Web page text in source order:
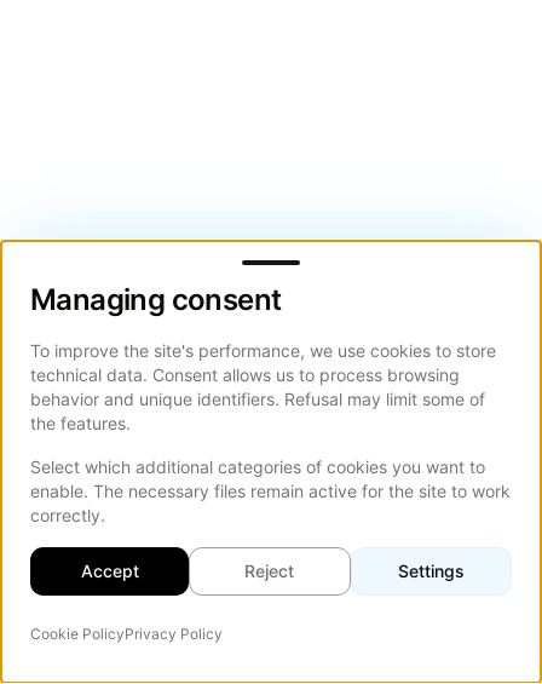
Managing consent
Managing consent
To improve the site's performance, we use cookies to store
technical data. Consent allows us to process browsing
behavior and unique identifiers. Refusal may limit some of
the features.
Select which additional categories of cookies you want to
enable. The necessary files remain active for the site to work
correctly.
Accept Reject Settings
Cookie PolicyPrivacy Policy